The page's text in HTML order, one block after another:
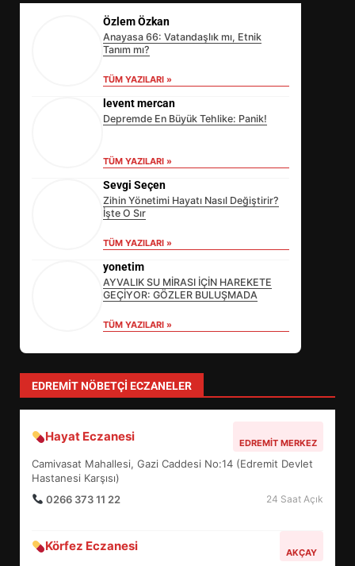
Özlem Özkan
Anayasa 66: Vatandaşlık mı, Etnik
Tanım mı?
TÜM YAZILARI »
levent mercan
Depremde En Büyük Tehlike: Panik!
TÜM YAZILARI »
Sevgi Seçen
Zihin Yönetimi Hayatı Nasıl Değiştirir?
İşte O Sır
TÜM YAZILARI »
yonetim
AYVALIK SU MİRASI İÇİN HAREKETE
GEÇİYOR: GÖZLER BULUŞMADA
TÜM YAZILARI »
EDREMIT NÖBETÇI ECZANELER
Hayat Eczanesi EDREMIT MERKEZ
Camivasat Mahallesi, Gazi Caddesi No:14 (Edremit Devlet
Hastanesi Karşısı)
0266 373 11 22
24 Saat Açık
Körfez Eczanesi AKÇAY
3
4
ALTIEYLÜL’DE 19 MAYIS ŞÖLENİ
SOKAKLARA TAŞTI
EMİRHAN BOZ MİLLİ TAKIMDA!